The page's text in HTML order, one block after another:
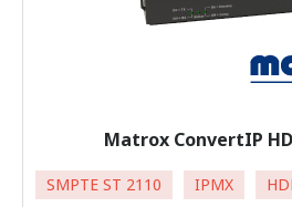
Matrox ConvertIP
SMPTE ST 2110 IPMX